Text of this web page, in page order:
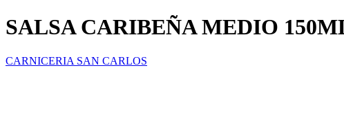
SALSA CARIBEÑA MEDIO
CARNICERIA SAN CARLOS